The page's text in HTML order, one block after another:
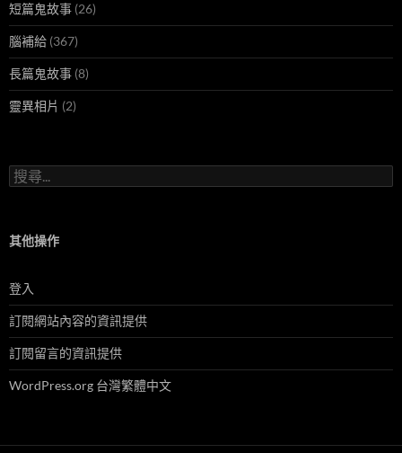
短篇鬼故事 (26)
腦補給 (367)
長篇鬼故事 (8)
靈異相片 (2)
搜
尋
字:
其他操作
登入
訂閱網站內容的資訊提供
訂閱留言的資訊提供
WordPress.org 台灣繁體中文